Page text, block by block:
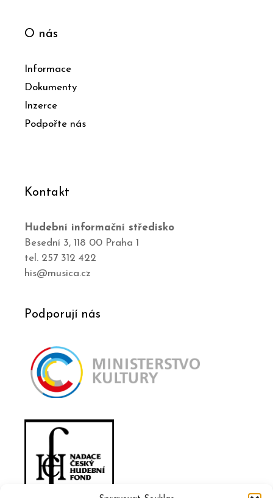
O nás
Informace
Dokumenty
Inzerce
Podpořte nás
Kontakt
Hudební informační středisko
Besední 3, 118 00 Praha 1
tel. 257 312 422
his@musica.cz
Podporují nás